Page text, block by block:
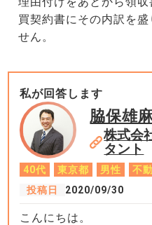
買契約書にその内訳を
せん。
私が回答します
脇保雄
株式会
タント
40代 東京都 男性
不
投稿日
2020/09/30
こんにちは。